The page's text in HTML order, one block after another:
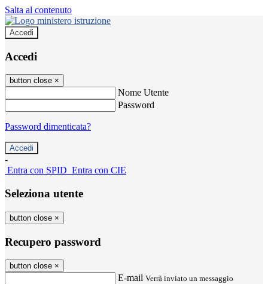
Salta al contenuto
Accedi
Accedi
button close ×
Nome Utente
Password
Password dimenticata?
-
Entra con SPID Entra con CIE
Seleziona utente
button close ×
Recupero password
button close ×
E-mail Verrà inviato un messaggio